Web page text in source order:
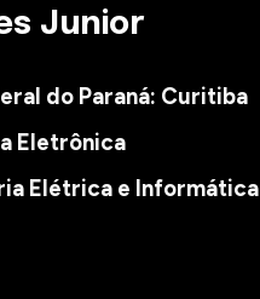
s Junior
do Paraná: Curitiba
Eletrônica
Elétrica e Informática